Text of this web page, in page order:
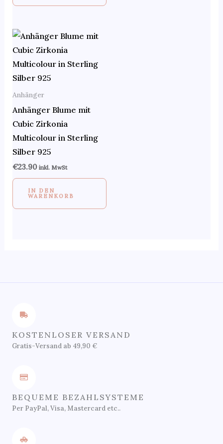
Anhänger
Anhänger Blume mit
Cubic Zirkonia
Multicolour in Sterling
Silber 925
€23.90 inkl. MwSt
IN DEN
WARENKORB
KOSTENLOSER VERSAND
Gratis-Versand ab 49,90 €
BEQUEME BEZAHLSYSTEME
Per PayPal, Visa, Mastercard etc..